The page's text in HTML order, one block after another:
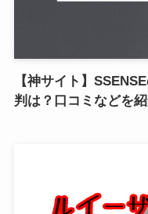
【神サイト】
判は？口コミなどを